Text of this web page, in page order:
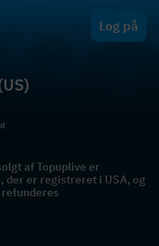
Log på
af Topuplive er
der er registreret i USA, og